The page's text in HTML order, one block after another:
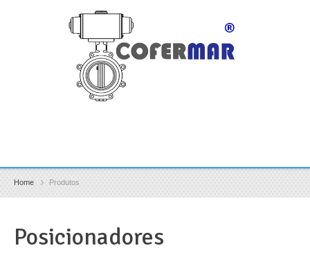
Home Produtos
Posicionadores